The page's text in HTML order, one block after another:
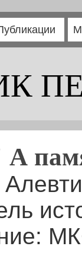
А